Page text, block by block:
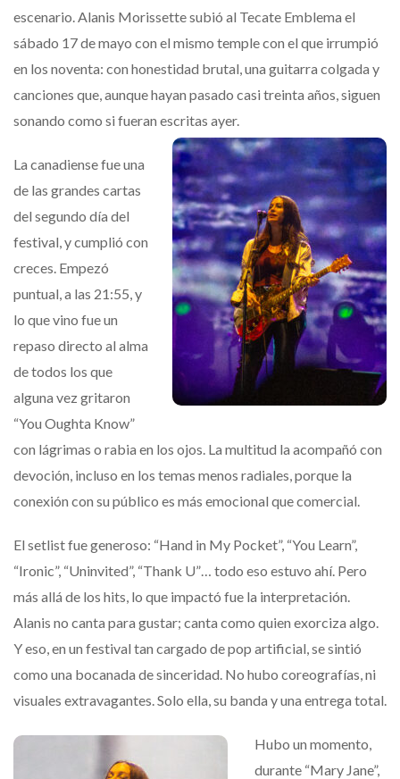
escenario. Alanis Morissette subió al Tecate Emblema el
sábado 17 de mayo con el mismo temple con el que irrumpió
en los noventa: con honestidad brutal, una guitarra colgada y
canciones que, aunque hayan pasado casi treinta años, siguen
sonando como si fueran escritas ayer.
La canadiense fue una
de las grandes cartas
del segundo día del
festival, y cumplió con
creces. Empezó
puntual, a las 21:55, y
lo que vino fue un
repaso directo al alma
de todos los que
alguna vez gritaron
“You Oughta Know”
con lágrimas o rabia en los ojos. La multitud la acompañó con
devoción, incluso en los temas menos radiales, porque la
conexión con su público es más emocional que comercial.
El setlist fue generoso: “Hand in My Pocket”, “You Learn”,
“Ironic”, “Uninvited”, “Thank U”… todo eso estuvo ahí. Pero
más allá de los hits, lo que impactó fue la interpretación.
Alanis no canta para gustar; canta como quien exorciza algo.
Y eso, en un festival tan cargado de pop artificial, se sintió
como una bocanada de sinceridad. No hubo coreografías, ni
visuales extravagantes. Solo ella, su banda y una entrega total.
Hubo un momento,
durante “Mary Jane”,